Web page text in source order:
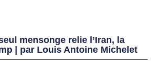
mensonge relie l’Iran, la
| par Louis Antoine Michelet